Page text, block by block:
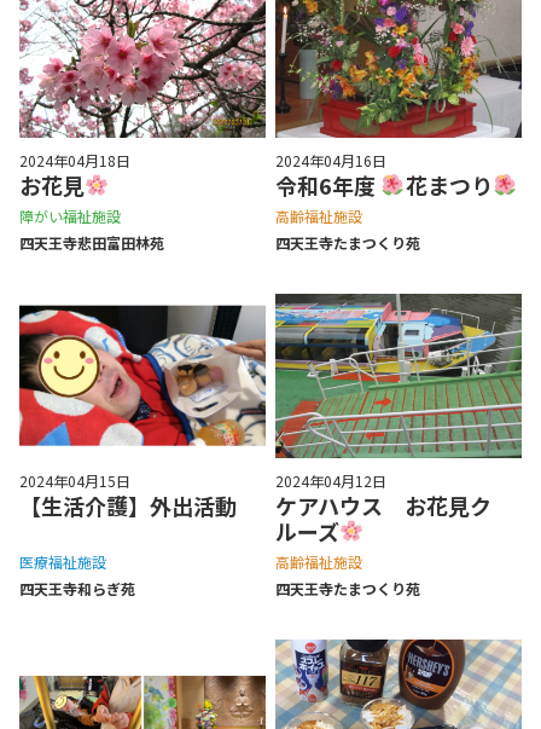
2024年04月18日
お花見
障がい福祉施設
四天王寺悲⽥富⽥林苑
2024年04月16日
令和6年度 花まつり
高齢福祉施設
四天王寺たまつくり苑
2024年04月15日
【生活介護】外出活動
医療福祉施設
四天王寺和らぎ苑
2024年04月12日
ケアハウス お花見ク
ルーズ
高齢福祉施設
四天王寺たまつくり苑